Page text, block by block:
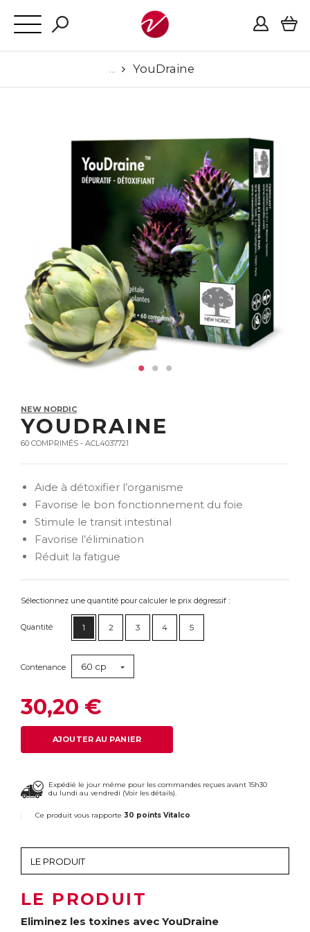
YouDraine
NEW NORDIC
YOUDRAINE
60 COMPRIMÉS - ACL4037721
Aide à détoxifier l’organisme
Favorise le bon fonctionnement du foie
Stimule le transit intestinal
Favorise l’élimination
Réduit la fatigue
Sélectionnez une quantité pour calculer le prix dégressif :
Quantité 1 2 3 4 5
Contenance 60 cp
30,20 €
AJOUTER AU PANIER
Expédié le jour même pour les commandes reçues avant 15h30
du lundi au vendredi (Voir les détails).
Ce produit vous rapporte 30 points Vitalco
LE PRODUIT
Eliminez les toxines avec YouDraine